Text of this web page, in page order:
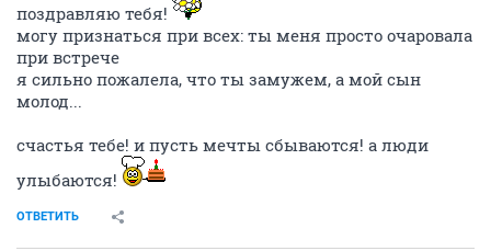
поздравляю тебя!
могу признаться при всех: ты меня просто очаровала
при встрече
я сильно пожалела, что ты замужем, а мой сын
молод...
счастья тебе! и пусть мечты сбываются! а люди
улыбаются!
ОТВЕТИТЬ